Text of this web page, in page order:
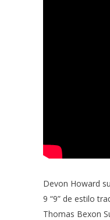
Devon Howard
9 “9” de estilo
Thomas Bexon